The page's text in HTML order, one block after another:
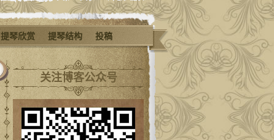
提琴欣赏 提琴结构 投稿
关注博客公众号